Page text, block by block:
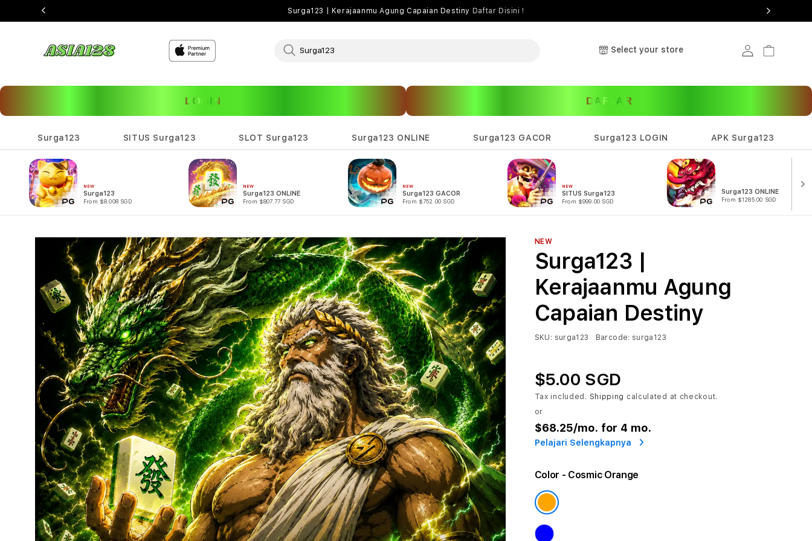
Surga123 | Kerajaanmu Agung Capaian Destiny Daftar Disini !
Select your store Log in Cart
LOGIN DAFTAR
Surga123 SITUS Surga123 SLOT Surga123 Surga123 ONLINE Surga123 GACOR Surga123 LOGIN APK Surga123
NEW
Surga123
From $8.008 SGD
NEW
Surga123 ONLINE
From $807.77 SGD
NEW
Surga123 GACOR
From $752.00 SGD
NEW
SITUS Surga123
From $999.00 SGD
Surga123 ONLINE
From $1285.00 SGD
Skip to
product
information
NEW
Surga123 |
Kerajaanmu Agung
Capaian Destiny
SKU: surga123 Barcode: surga123
$5.00 SGD
Tax included. Shipping calculated at checkout.
or
$68.25/mo. for 4 mo.
Pelajari Selengkapnya
Color - Cosmic Orange